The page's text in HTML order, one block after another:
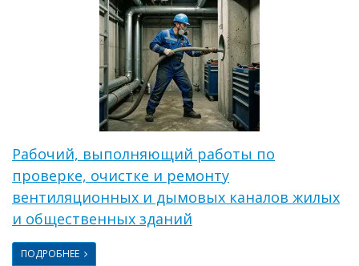
Рабочий, выполняющий работы по
проверке, очистке и ремонту
вентиляционных и дымовых каналов жилых
и общественных зданий
ПОДРОБНЕЕ